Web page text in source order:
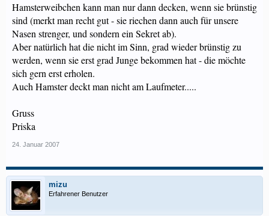
Hamsterweibchen kann man nur dann decken, wenn sie brünstig
sind (merkt man recht gut - sie riechen dann auch für unsere
Nasen strenger, und sondern ein Sekret ab).
Aber natürlich hat die nicht im Sinn, grad wieder brünstig zu
werden, wenn sie erst grad Junge bekommen hat - die möchte
sich gern erst erholen.
Auch Hamster deckt man nicht am Laufmeter.....
Gruss
Priska
24. Januar 2007
mizu
Erfahrener Benutzer